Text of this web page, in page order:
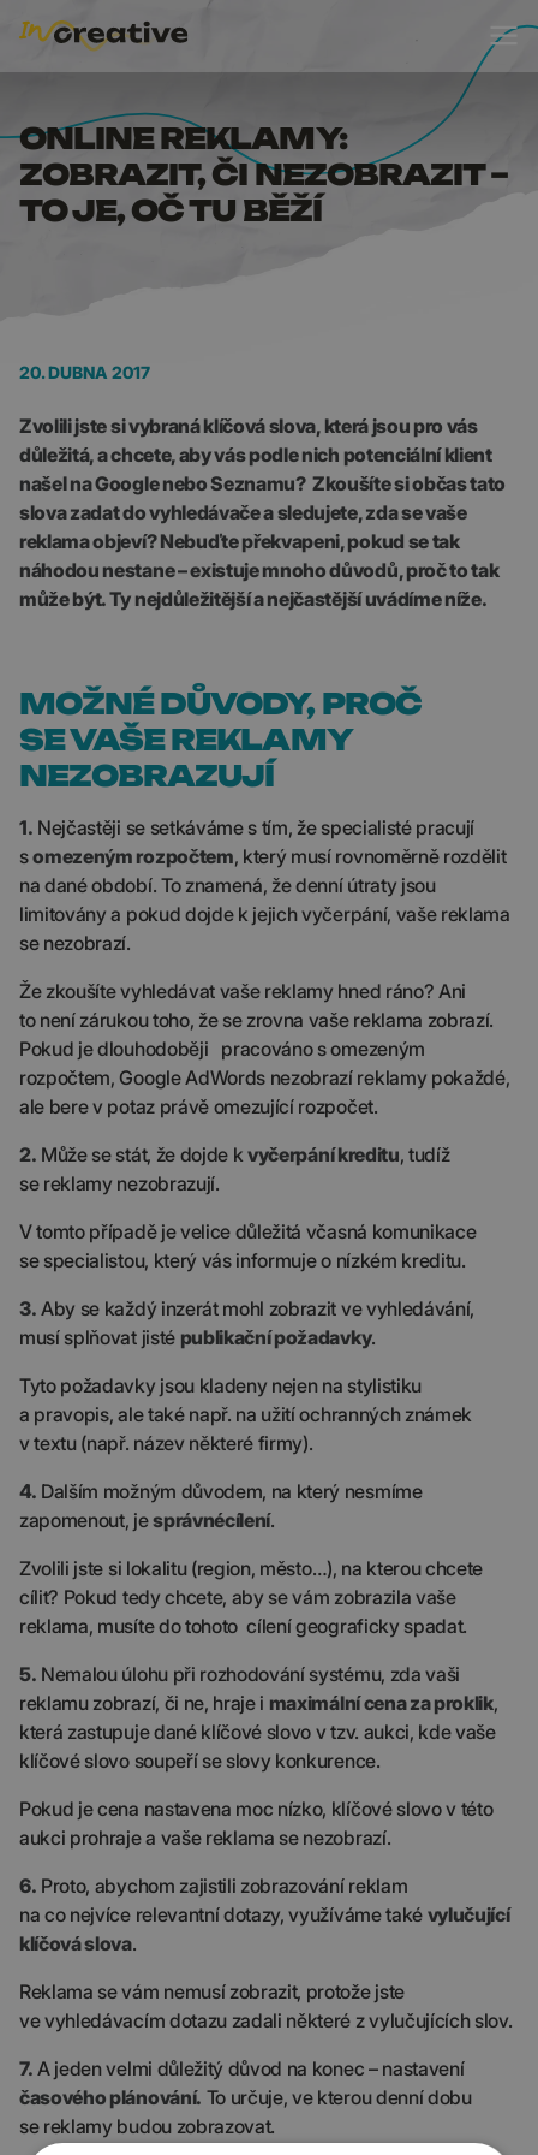
ONLINE REKLAMY:
ONLINE REKLAMY:
ZOBRAZIT, ČI NEZOBRAZIT –
TO JE, OČ TU BĚŽÍ
20. DUBNA 2017
Zvolili jste si vybraná klíčová slova, která jsou pro vás
důležitá, a chcete, aby vás podle nich potenciální klient
našel na Google nebo Seznamu? Zkoušíte si občas tato
slova zadat do vyhledávače a sledujete, zda se vaše
reklama objeví? Nebuďte překvapeni, pokud se tak
náhodou nestane – existuje mnoho důvodů, proč to tak
může být. Ty nejdůležitější a nejčastější uvádíme níže.
MOŽNÉ DŮVODY, PROČ
SE VAŠE REKLAMY
NEZOBRAZUJÍ
1. Nejčastěji se setkáváme s tím, že specialisté pracují
somezeným rozpočtem, který musí rovnoměrně rozdělit
na dané období. To znamená, že denní útraty jsou
limitovány a pokud dojde k jejich vyčerpání, vaše reklama
se nezobrazí.
Že zkoušíte vyhledávat vaše reklamy hned ráno? Ani
to není zárukou toho, že se zrovna vaše reklama zobrazí.
Pokud je dlouhodoběji pracováno s omezeným
rozpočtem, Google AdWords nezobrazí reklamy pokaždé,
ale bere v potaz právě omezující rozpočet.
2. Může se stát, že dojde kvyčerpání kreditu, tudíž
se reklamy nezobrazují.
V tomto případě je velice důležitá včasná komunikace
se specialistou, který vás informuje o nízkém kreditu.
3. Aby se každý inzerát mohl zobrazit ve vyhledávání,
musí splňovat jisté publikační požadavky.
Tyto požadavky jsou kladeny nejen na stylistiku
a pravopis, ale také např. na užití ochranných známek
v textu (např. název některé firmy).
4. Dalším možným důvodem, na který nesmíme
zapomenout, jesprávnécílení.
Zvolili jste si lokalitu (region, město…), na kterou chcete
cílit? Pokud tedy chcete, aby se vám zobrazila vaše
reklama, musíte do tohoto cílení geograficky spadat.
5. Nemalou úlohu při rozhodování systému, zda vaši
reklamu zobrazí, či ne, hraje i maximální cena za proklik,
která zastupuje dané klíčové slovo v tzv. aukci, kde vaše
klíčové slovo soupeří se slovy konkurence.
Pokud je cena nastavena moc nízko, klíčové slovo v této
aukci prohraje a vaše reklama se nezobrazí.
6. Proto, abychom zajistili zobrazování reklam
na co nejvíce relevantní dotazy, využíváme také vylučující
klíčová slova.
Reklama se vám nemusí zobrazit, protože jste
ve vyhledávacím dotazu zadali některé z vylučujících slov.
7. A jeden velmi důležitý důvod na konec – nastavení
časového plánování. To určuje, ve kterou denní dobu
se reklamy budou zobrazovat.